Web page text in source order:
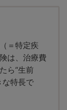
＝特定疾
は、治療費
ら“生前
な特長で